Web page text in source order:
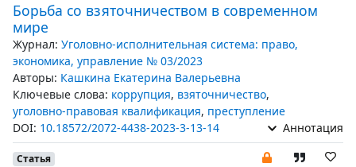
Борьба со взяточничеством в современном
мире
Журнал: Уголовно-исполнительная система: право,
экономика, управление № 03/2023
Авторы: Кашкина Екатерина Валерьевна
Ключевые слова: коррупция, взяточничество,
уголовно-правовая квалификация, преступление
DOI: 10.18572/2072-4438-2023-3-13-14 Аннотация
Статья